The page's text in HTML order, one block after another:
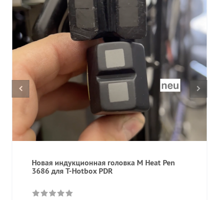
Новая индукционная головка M Heat Pen
3686 для T-Hotbox PDR